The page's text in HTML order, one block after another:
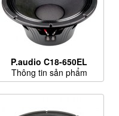
P.audio C18-650EL
Thông tin sản phẩm